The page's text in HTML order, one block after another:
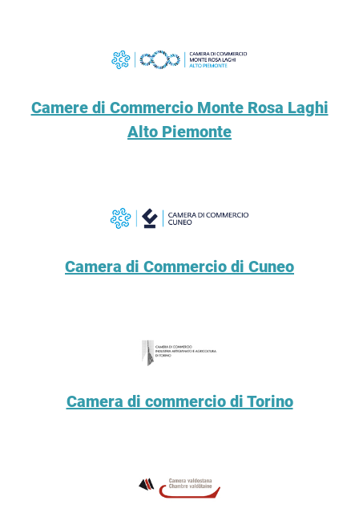
Camere di Commercio Monte Rosa Laghi
Alto Piemonte
Camera di Commercio di Cuneo
Camera di commercio di Torino